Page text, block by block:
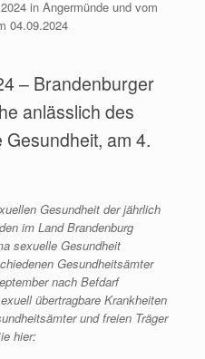
in Angermünde und vom
04.09.2024
– Brandenburger
anlässlich des
am 4.
Gesundheit der jährlich
im Land Brandenburg
sexuelle Gesundheit
Gesundheitsämter
nach Befdarf
übertragbare Krankheiten
und freien Träger
hier: